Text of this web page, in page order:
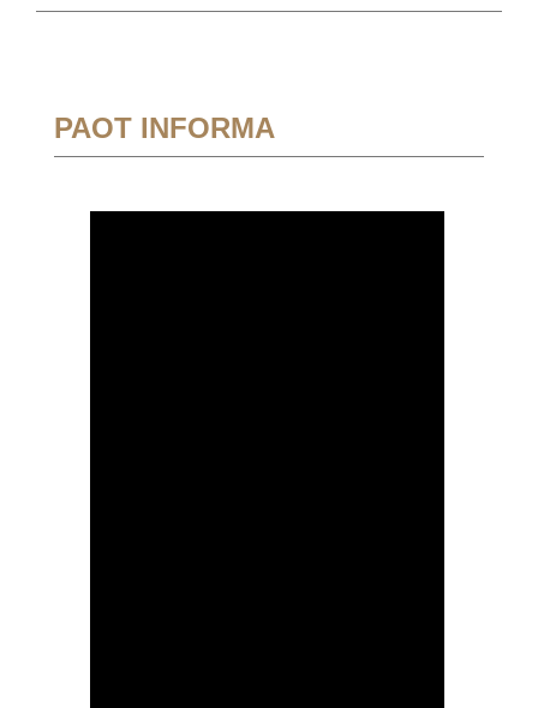
PAOT INFORMA